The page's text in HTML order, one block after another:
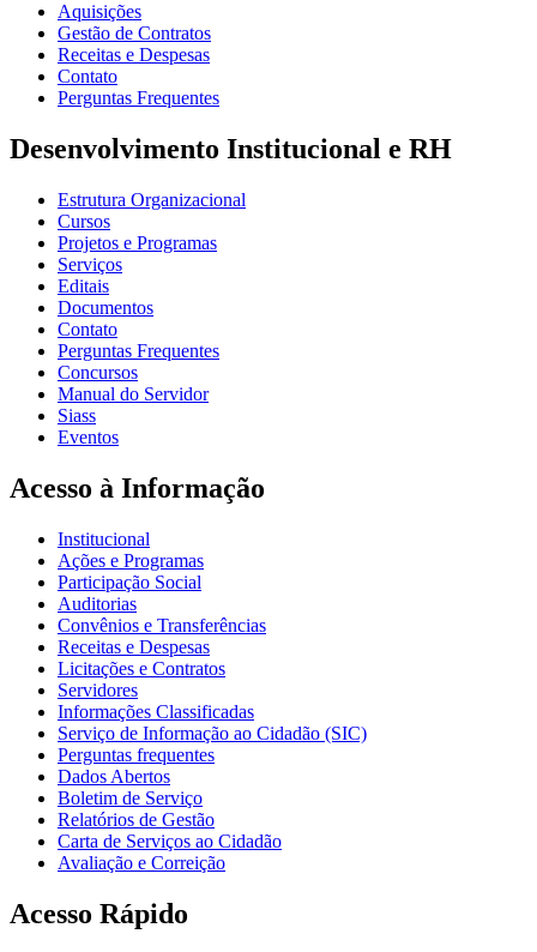
Aquisições
Gestão de Contratos
Receitas e Despesas
Contato
Perguntas Frequentes
Desenvolvimento Institucional e RH
Estrutura Organizacional
Cursos
Projetos e Programas
Serviços
Editais
Documentos
Contato
Perguntas Frequentes
Concursos
Manual do Servidor
Siass
Eventos
Acesso à Informação
Institucional
Ações e Programas
Participação Social
Auditorias
Convênios e Transferências
Receitas e Despesas
Licitações e Contratos
Servidores
Informações Classificadas
Serviço de Informação ao Cidadão (SIC)
Perguntas frequentes
Dados Abertos
Boletim de Serviço
Relatórios de Gestão
Carta de Serviços ao Cidadão
Avaliação e Correição
Acesso Rápido